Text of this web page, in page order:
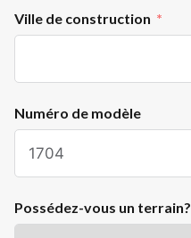
Ville de construction
Numéro de modèle
Possédez-vous un terrain?